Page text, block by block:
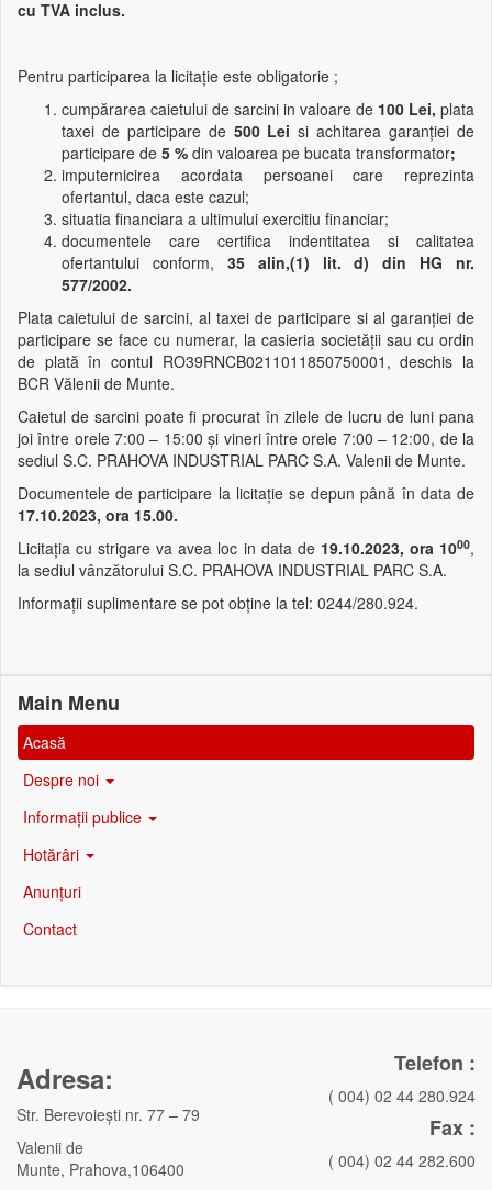
cu TVA inclus.
Pentru participarea la licitaţie este obligatorie ;
cumpărarea caietului de sarcini in valoare de 100 Lei, plata
taxei de participare de 500 Lei si achitarea garanţiei de
participare de 5 % din valoarea pe bucata transformator;
imputernicirea acordata persoanei care reprezinta
ofertantul, daca este cazul;
situatia financiara a ultimului exercitiu financiar;
documentele care certifica indentitatea si calitatea
ofertantului conform, 35 alin,(1) lit. d) din HG nr.
577/2002.
Plata caietului de sarcini, al taxei de participare si al garanţiei de
participare se face cu numerar, la casieria societăţii sau cu ordin
de plată în contul RO39RNCB0211011850750001, deschis la
BCR Vălenii de Munte.
Caietul de sarcini poate fi procurat în zilele de lucru de luni pana
joi între orele 7:00 – 15:00 şi vineri între orele 7:00 – 12:00, de la
sediul S.C. PRAHOVA INDUSTRIAL PARC S.A. Valenii de Munte.
Documentele de participare la licitaţie se depun până în data de
17.10.2023, ora 15.00.
Licitaţia cu strigare va avea loc in data de 19.10.2023, ora 1000,
la sediul vânzătorului S.C. PRAHOVA INDUSTRIAL PARC S.A.
Informaţii suplimentare se pot obţine la tel: 0244/280.924.
Main Menu
Acasă
Despre noi
Informații publice
Hotărâri
Anunțuri
Contact
Adresa:
Str. Berevoieşti nr. 77 – 79
Valenii de
Munte, Prahova,106400
Telefon :
( 004) 02 44 280.924
Fax :
( 004) 02 44 282.600